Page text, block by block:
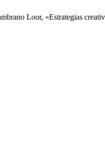
Loor, «Estrategias